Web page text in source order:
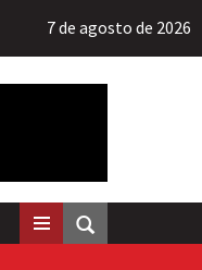
7 de agosto de 2026